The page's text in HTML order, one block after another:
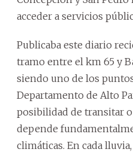
acceder a servicios
Publicaba este diario
tramo entre el km 65 y
siendo uno de los
Departamento de Alto
posibilidad de transitar
depende
climáticas. En cada